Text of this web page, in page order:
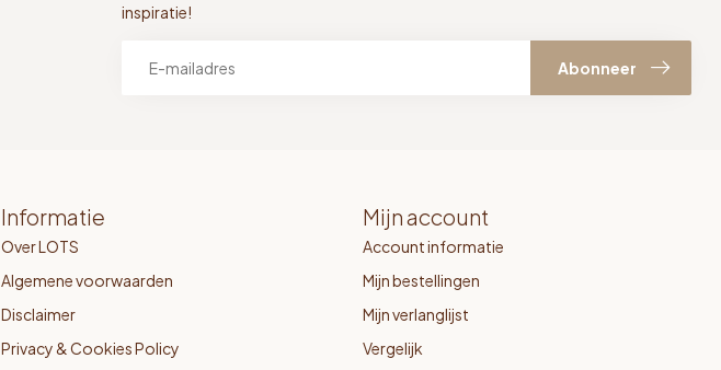
inspiratie!
Abonneer
Informatie
Over LOTS
Algemene voorwaarden
Disclaimer
Privacy & Cookies Policy
Mijn account
Account informatie
Mijn bestellingen
Mijn verlanglijst
Vergelijk